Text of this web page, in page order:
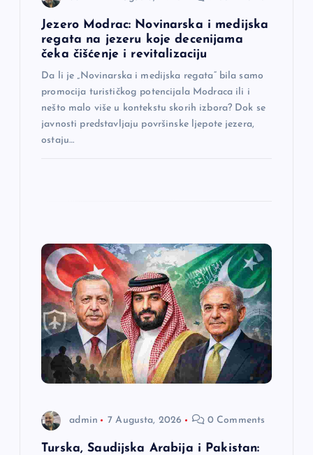
Jezero Modrac: Novinarska i medijska
regata na jezeru koje decenijama
čeka čišćenje i revitalizaciju
Da li je „Novinarska i medijska regata“ bila samo
promocija turističkog potencijala Modraca ili i
nešto malo više u kontekstu skorih izbora? Dok se
javnosti predstavljaju površinske ljepote jezera,
ostaju…
admin 7 Augusta, 2026 0 Comments
Turska, Saudijska Arabija i Pakistan: